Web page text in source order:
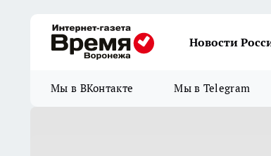
Новости
Мы в ВКонтакте Мы в Telegram